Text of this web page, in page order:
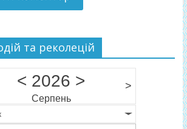
та реколецій
< 2026 >
Серпень
>